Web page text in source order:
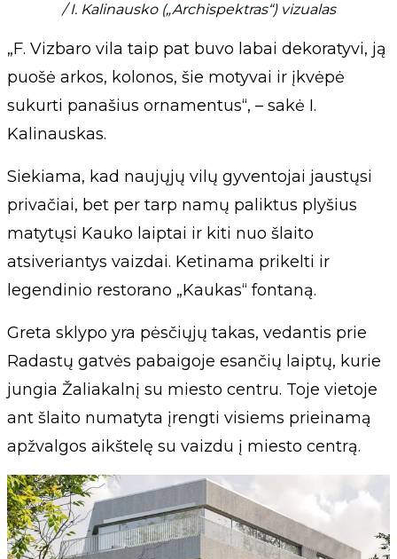
/ I. Kalinausko („Archispektras“) vizualas
„F. Vizbaro vila taip pat buvo labai dekoratyvi, ją
puošė arkos, kolonos, šie motyvai ir įkvėpė
sukurti panašius ornamentus“, – sakė I.
Kalinauskas.
Siekiama, kad naujųjų vilų gyventojai jaustųsi
privačiai, bet per tarp namų paliktus plyšius
matytųsi Kauko laiptai ir kiti nuo šlaito
atsiveriantys vaizdai. Ketinama prikelti ir
legendinio restorano „Kaukas“ fontaną.
Greta sklypo yra pėsčiųjų takas, vedantis prie
Radastų gatvės pabaigoje esančių laiptų, kurie
jungia Žaliakalnį su miesto centru. Toje vietoje
ant šlaito numatyta įrengti visiems prieinamą
apžvalgos aikštelę su vaizdu į miesto centrą.